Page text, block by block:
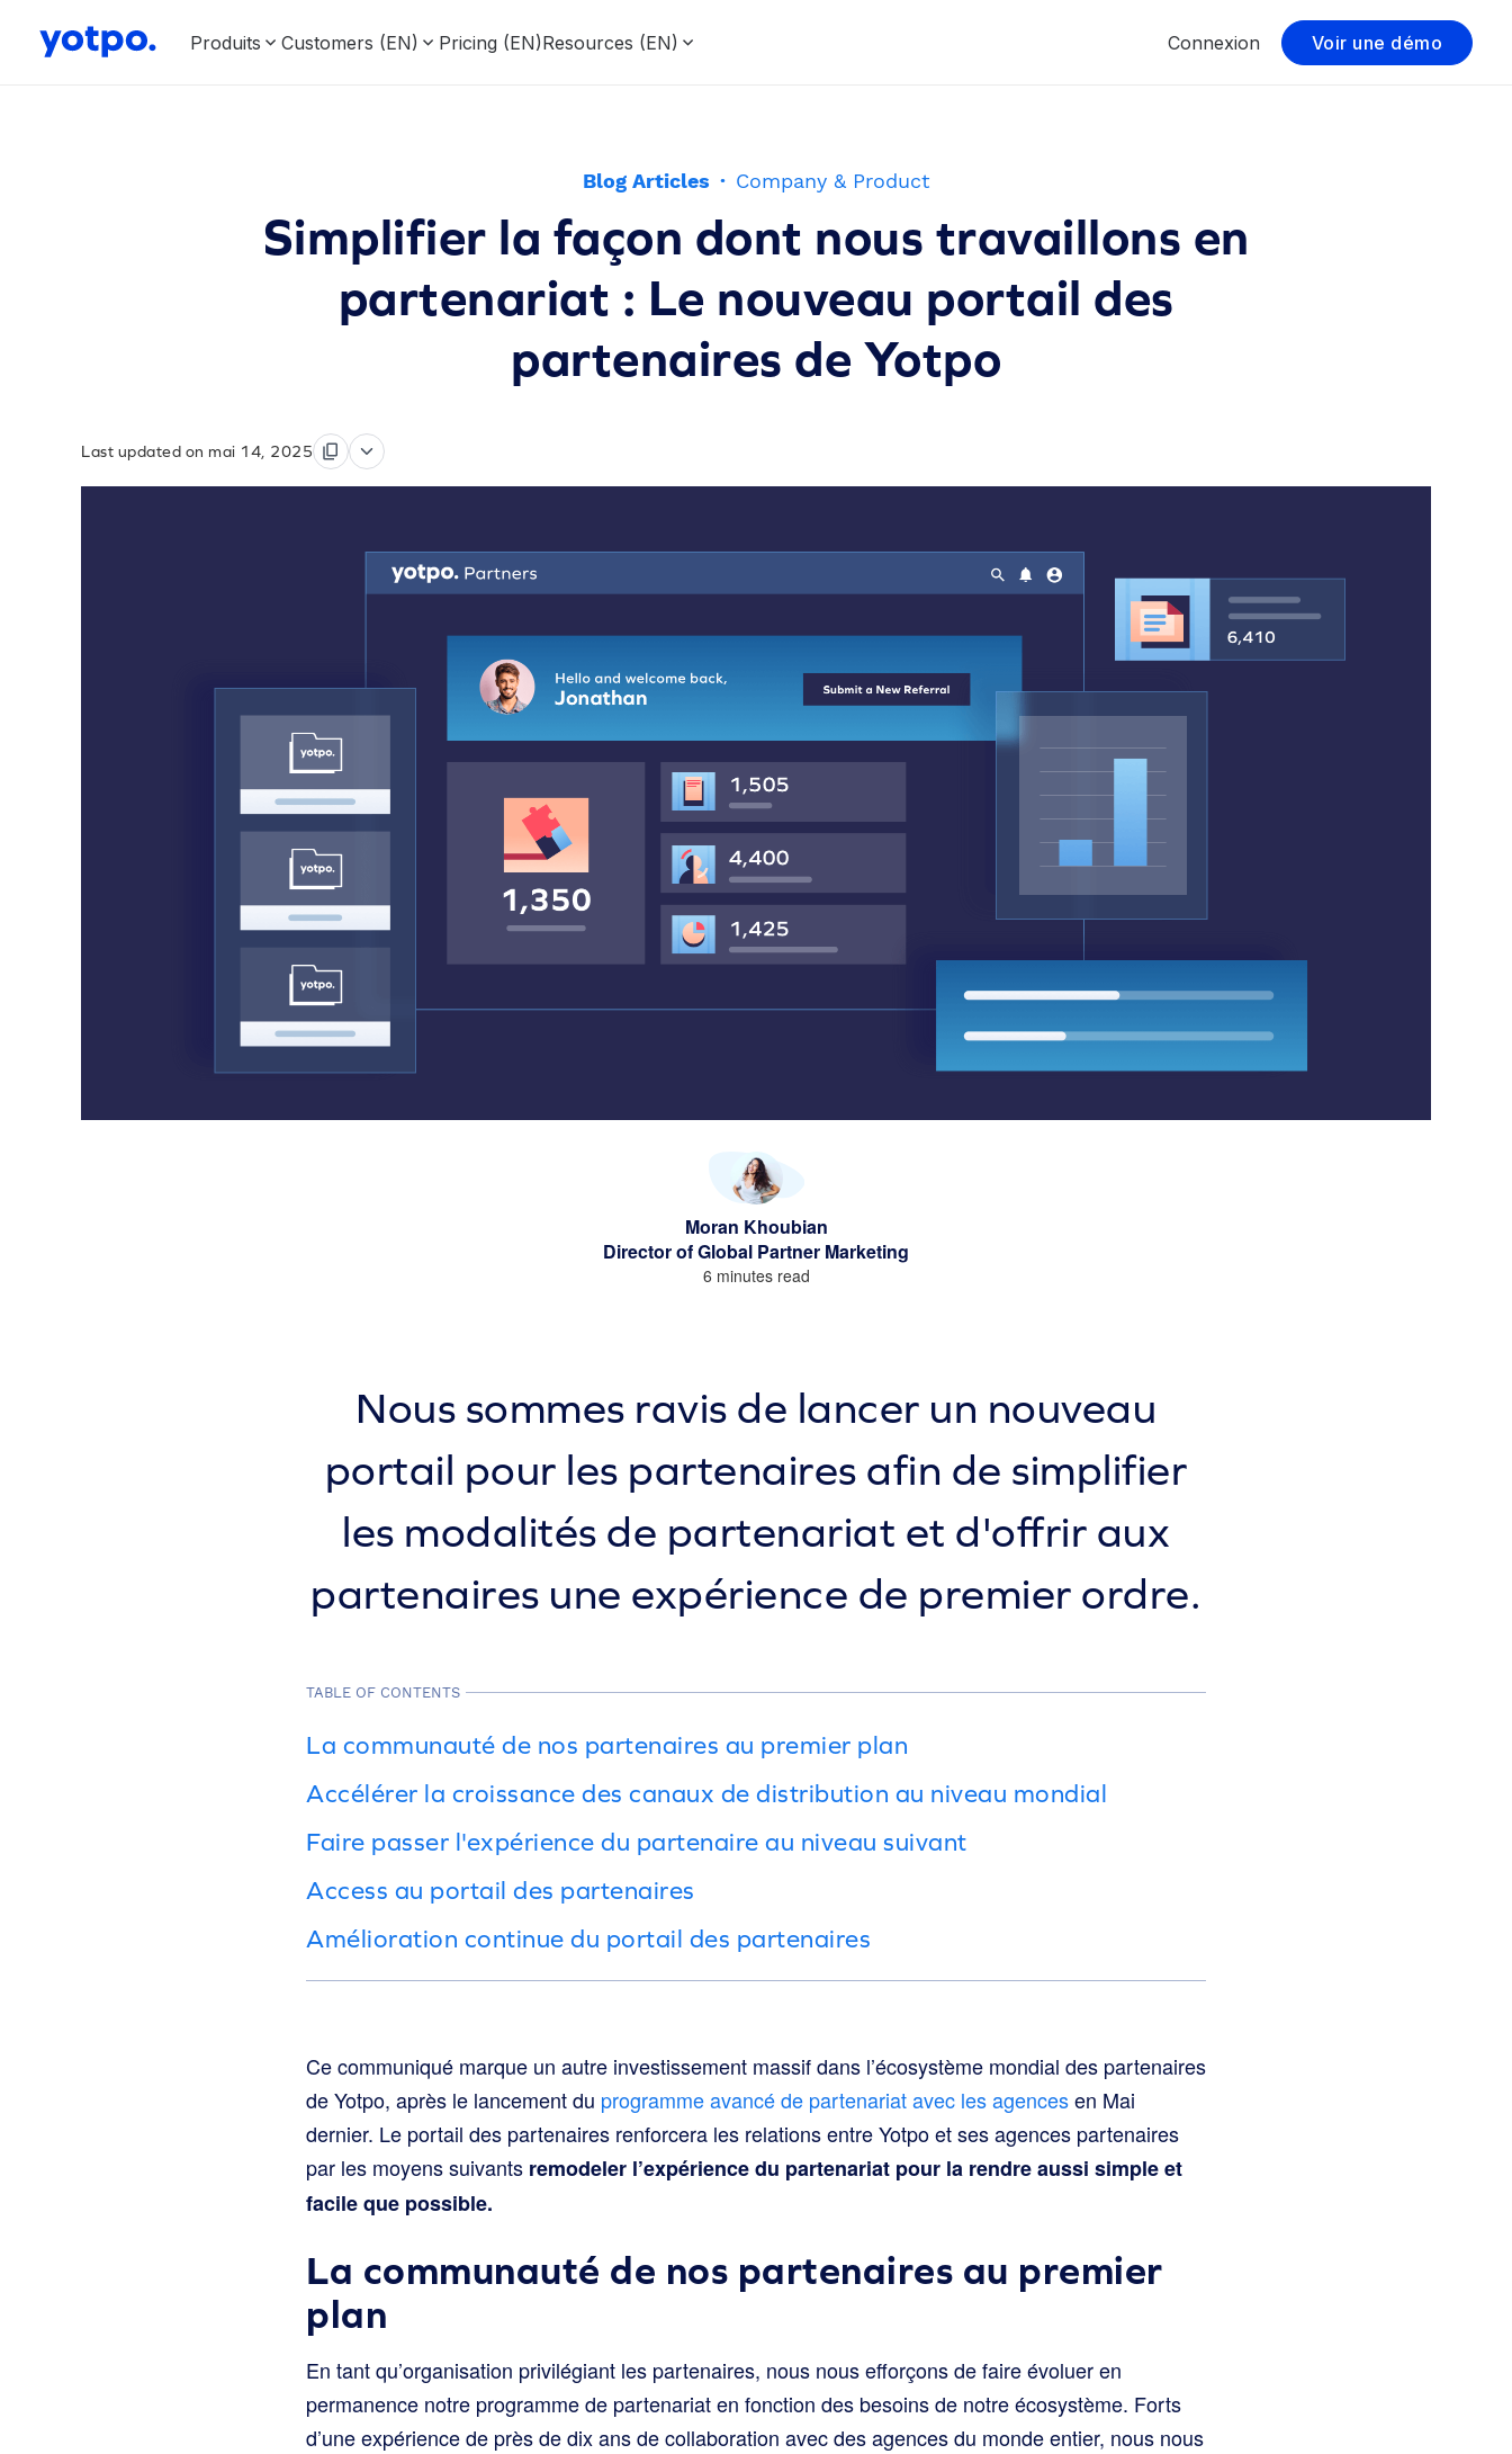
Produits Customers (EN) Pricing (EN)Resources (EN) Connexion Voir une démo
Blog Articles · Company & Product
Simplifier la façon dont nous travaillons en
partenariat : Le nouveau portail des
partenaires de Yotpo
Last updated on mai 14, 2025
Moran Khoubian
Director of Global Partner Marketing
6 minutes read
Nous sommes ravis de lancer un nouveau
portail pour les partenaires afin de simplifier
les modalités de partenariat et d'offrir aux
partenaires une expérience de premier ordre.
TABLE OF CONTENTS
La communauté de nos partenaires au premier plan
Accélérer la croissance des canaux de distribution au niveau mondial
Faire passer l'expérience du partenaire au niveau suivant
Access au portail des partenaires
Amélioration continue du portail des partenaires
Ce communiqué marque un autre investissement massif dans l’écosystème mondial des partenaires
de Yotpo, après le lancement du programme avancé de partenariat avec les agencesen Mai
dernier. Le portail des partenaires renforcera les relations entre Yotpo et ses agences partenaires
par les moyens suivants remodeler l’expérience du partenariat pour la rendre aussi simple et
facile que possible.
La communauté de nos partenaires au premier
plan
En tant qu’organisation privilégiant les partenaires, nous nous efforçons de faire évoluer en
permanence notre programme de partenariat en fonction des besoins de notre écosystème. Forts
d’une expérience de près de dix ans de collaboration avec des agences du monde entier, nous nous